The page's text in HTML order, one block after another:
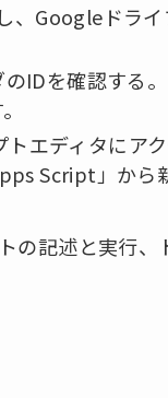
、Googleドラ
IDを確認する
エディタにア
Script」から
の記述と実行